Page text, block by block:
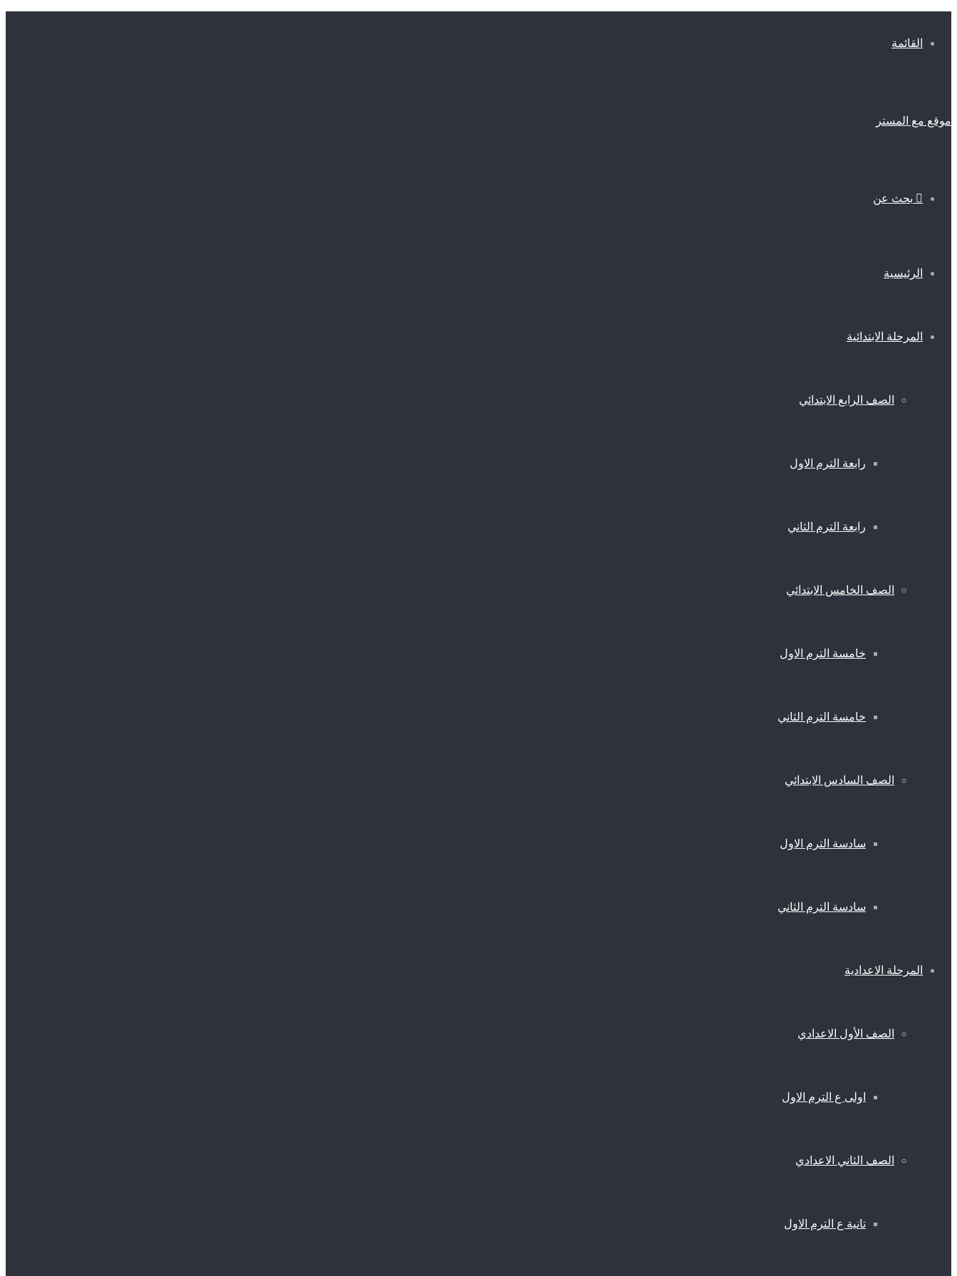
القائمة
موقع مع المستر
بحث عن
الرئيسية
المرحلة الابتدائية
الصف الرابع الابتدائي
رابعة الترم الاول
رابعة الترم الثاني
الصف الخامس الابتدائي
خامسة الترم الاول
خامسة الترم الثاني
الصف السادس الابتدائي
سادسة الترم الاول
سادسة الترم الثاني
المرحلة الاعدادية
الصف الأول الاعدادي
اولى ع الترم الاول
الصف الثاني الاعدادي
تانية ع الترم الاول